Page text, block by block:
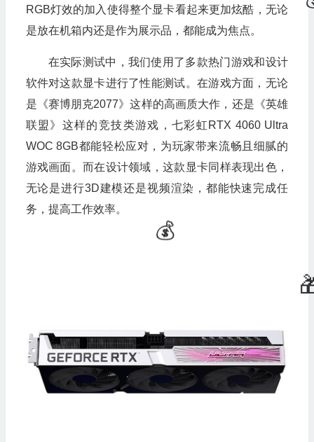
RGB灯效的加入使得整个显卡看起来更加炫酷，无论
是放在机箱内还是作为展示品，都能成为焦点。
在实际测试中，我们使用了多款热门游戏和设计
软件对这款显卡进行了性能测试。在游戏方面，无论
是《赛博朋克2077》这样的高画质大作，还是《英雄
联盟》这样的竞技类游戏，七彩虹RTX 4060 Ultra
WOC 8GB都能轻松应对，为玩家带来流畅且细腻的
游戏画面。而在设计领域，这款显卡同样表现出色，
无论是进行3D建模还是视频渲染，都能快速完成任
务，提高工作效率。